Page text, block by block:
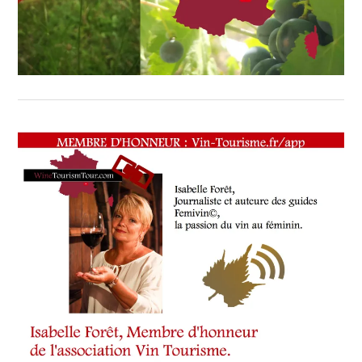
VALENTIN
CHÂTEAUCHAUVIN ,
CHÂTEAUFLEURCARDINALE,
CHÂTEAUGONTET,
CHÂTEAUGRANDCORBIN,
CHÂTEAUVALANDRAUD,
CHÂTEAU ROL
VALENTIN
GRAND CRU CLASSÉ
CLOS
VIEUX